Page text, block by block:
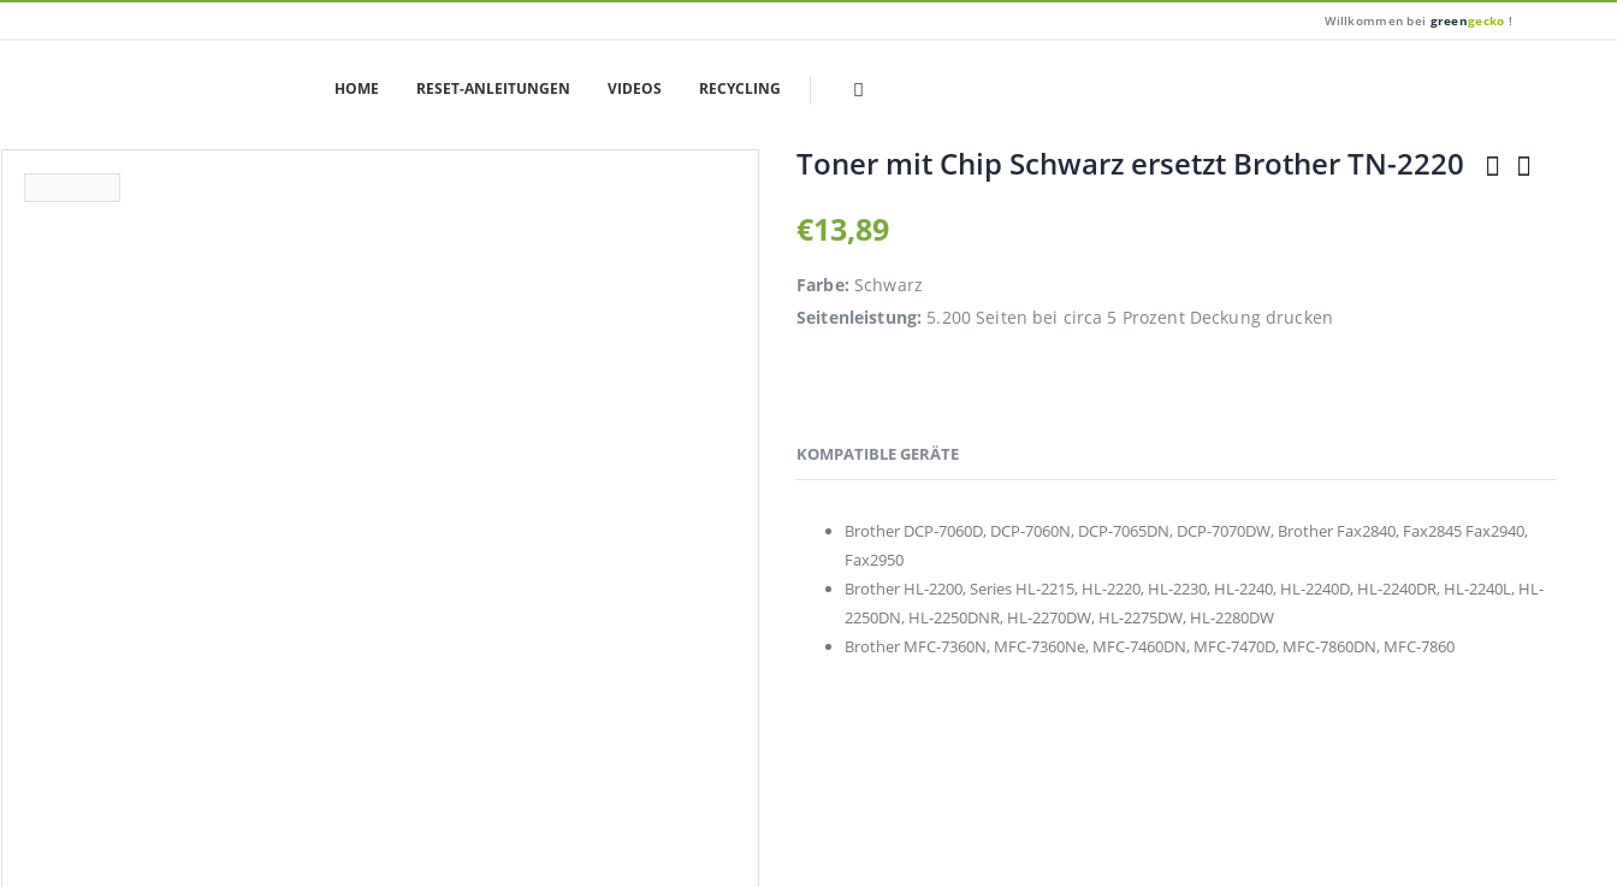
Willkommen bei greengecko !
HOME RESET-ANLEITUNGEN VIDEOS RECYCLING
Toner mit Chip Schwarz ersetzt Brother TN-2220
€13,89
Farbe: Schwarz
Seitenleistung: 5.200 Seiten bei circa 5 Prozent Deckung drucken
KOMPATIBLE GERÄTE
Brother DCP-7060D, DCP-7060N, DCP-7065DN, DCP-7070DW, Brother Fax2840, Fax2845 Fax2940,
Fax2950
Brother HL-2200, Series HL-2215, HL-2220, HL-2230, HL-2240, HL-2240D, HL-2240DR, HL-2240L, HL-
2250DN, HL-2250DNR, HL-2270DW, HL-2275DW, HL-2280DW
Brother MFC-7360N, MFC-7360Ne, MFC-7460DN, MFC-7470D, MFC-7860DN, MFC-7860